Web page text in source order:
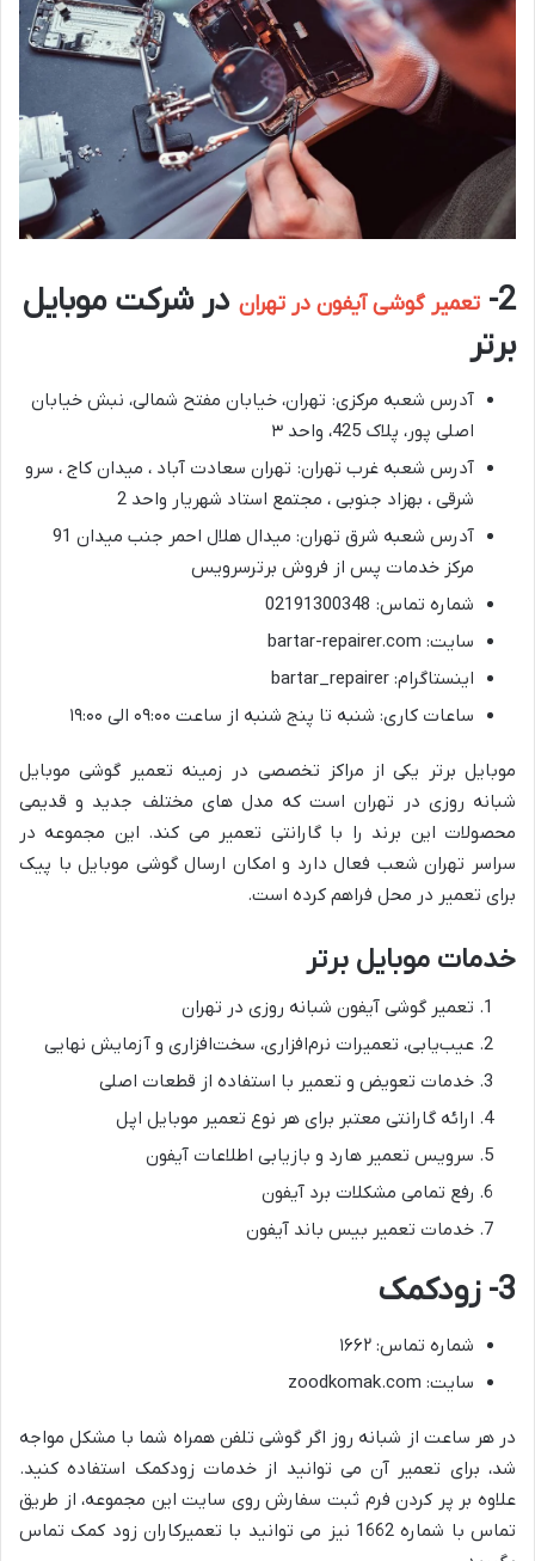
2- تعمیر گوشی آیفون در تهران در شرکت موبایل
برتر
آدرس شعبه مرکزی: تهران، خیابان مفتح شمالی، نبش خیابان
اصلی پور، پلاک 425، واحد ۳
آدرس شعبه غرب تهران: تهران سعادت آباد ، میدان کاج ، سرو
شرقی ، بهزاد جنوبی ، مجتمع استاد شهریار واحد 2
آدرس شعبه شرق تهران: میدال هلال احمر جنب میدان 91
مرکز خدمات پس از فروش برترسرویس
شماره تماس: 02191300348
سایت: bartar-repairer.com
اینستاگرام: bartar_repairer
ساعات کاری: شنبه تا پنج شنبه از ساعت ۰۹:۰۰ الی ۱۹:۰۰
موبایل برتر یکی از مراکز تخصصی در زمینه تعمیر گوشی موبایل
شبانه روزی در تهران است که مدل های مختلف جدید و قدیمی
محصولات این برند را با گارانتی تعمیر می کند. این مجموعه در
سراسر تهران شعب فعال دارد و امکان ارسال گوشی موبایل با پیک
برای تعمیر در محل فراهم کرده است.
خدمات موبایل برتر
تعمیر گوشی آیفون شبانه روزی در تهران
عیب‌یابی، تعمیرات نرم‌افزاری، سخت‌افزاری و آزمایش نهایی
خدمات تعویض و تعمیر با استفاده از قطعات اصلی
ارائه گارانتی معتبر برای هر نوع تعمیر موبایل اپل
سرویس تعمیر هارد و بازیابی اطلاعات آیفون
رفع تمامی مشکلات برد آیفون
خدمات تعمیر بیس باند آیفون
3- زودکمک
شماره تماس: ۱۶۶۲
سایت: zoodkomak.com
در هر ساعت از شبانه روز اگر گوشی تلفن همراه شما با مشکل مواجه
شد، برای تعمیر آن می توانید از خدمات زودکمک استفاده کنید.
علاوه بر پر کردن فرم ثبت سفارش روی سایت این مجموعه، از طریق
تماس با شماره 1662 نیز می توانید با تعمیرکاران زود کمک تماس